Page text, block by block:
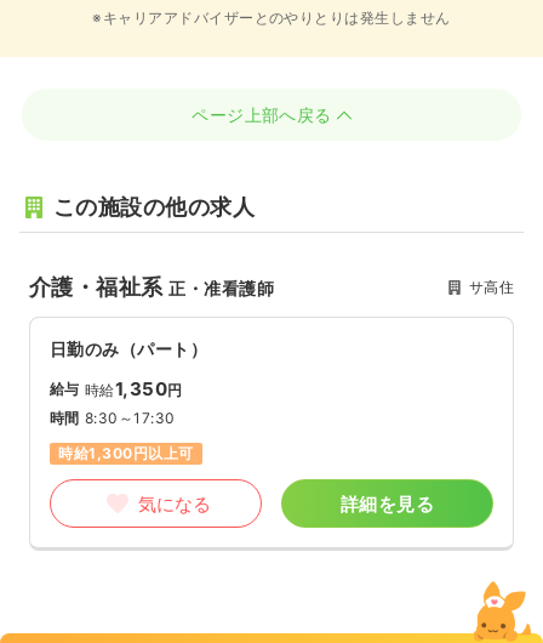
※キャリアアドバイザーとのやりとりは発生しません
ページ上部へ戻る
この施設の他の求人
介護・福祉系正・准看護師 サ高住
日勤のみ（パート）
給与 時給1,350円
時間 8:30～17:30
時給1,300円以上可
気になる 詳細を見る